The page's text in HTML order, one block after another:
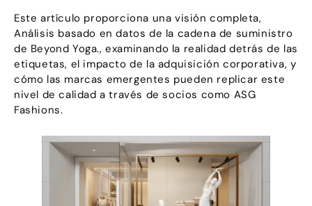
Este artículo proporciona una visión completa,
Análisis basado en datos de la cadena de suministro
de Beyond Yoga., examinando la realidad detrás de las
etiquetas, el impacto de la adquisición corporativa, y
cómo las marcas emergentes pueden replicar este
nivel de calidad a través de socios como ASG
Fashions.